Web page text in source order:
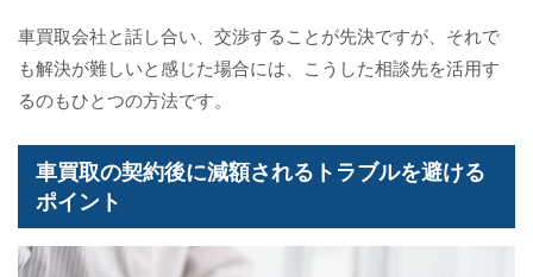
車買取会社と話し合い、交渉することが先決ですが、それで
も解決が難しいと感じた場合には、こうした相談先を活用す
るのもひとつの方法です。
車買取の契約後に減額されるトラブルを避ける
ポイント